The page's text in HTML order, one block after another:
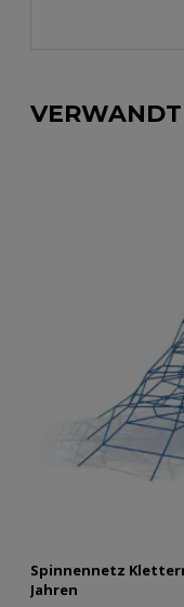
Spinnennetz
Jahren